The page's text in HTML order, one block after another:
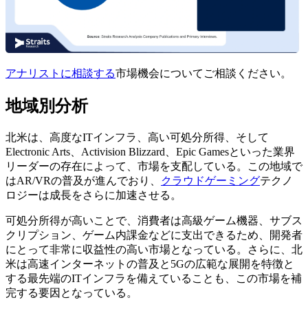
アナリストに相談する市場機会についてご相談ください。
地域別分析
北米は、高度なITインフラ、高い可処分所得、そして
Electronic Arts、Activision Blizzard、Epic Gamesといった業界
リーダーの存在によって、市場を支配している。この地域で
はAR/VRの普及が進んでおり、
クラウドゲーミングテクノ
ロジーは成長をさらに加速させる。
可処分所得が高いことで、消費者は高級ゲーム機器、サブス
クリプション、ゲーム内課金などに支出できるため、開発者
にとって非常に収益性の高い市場となっている。さらに、北
米は高速インターネットの普及と5Gの広範な展開を特徴と
する最先端のITインフラを備えていることも、この市場を補
完する要因となっている。